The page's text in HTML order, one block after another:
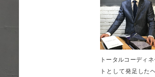
トータルコーディ
トとして発足した